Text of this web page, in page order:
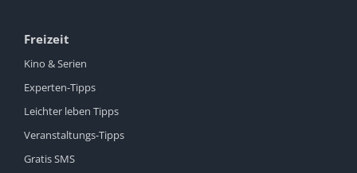
Freizeit
Kino & Serien
Experten-Tipps
Leichter leben Tipps
Veranstaltungs-Tipps
Gratis SMS